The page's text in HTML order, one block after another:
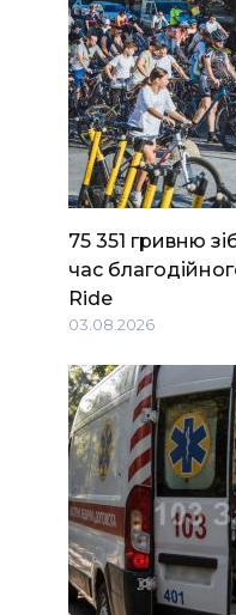
75 351 гривню
час
Ride
03.08.2026